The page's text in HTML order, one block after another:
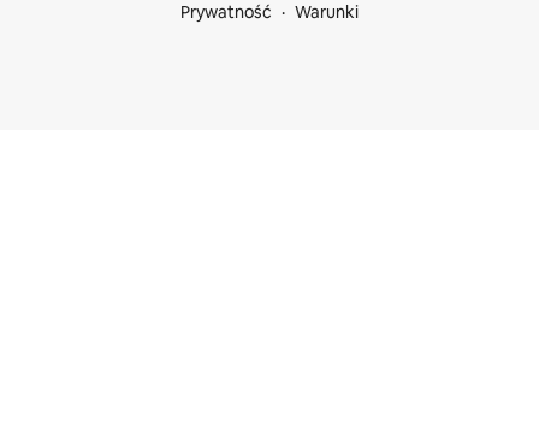
Prywatność
Warunki